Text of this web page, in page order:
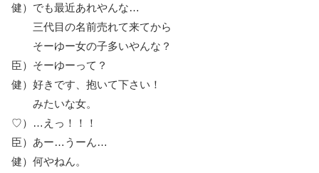
健）でも最近あれやんな…
三代目の名前売れて来てから
そーゆー女の子多いやんな？
臣）そーゆーって？
健）好きです、抱いて下さい！
みたいな女。
♡）…えっ！！！
臣）あー…うーん…
健）何やねん。